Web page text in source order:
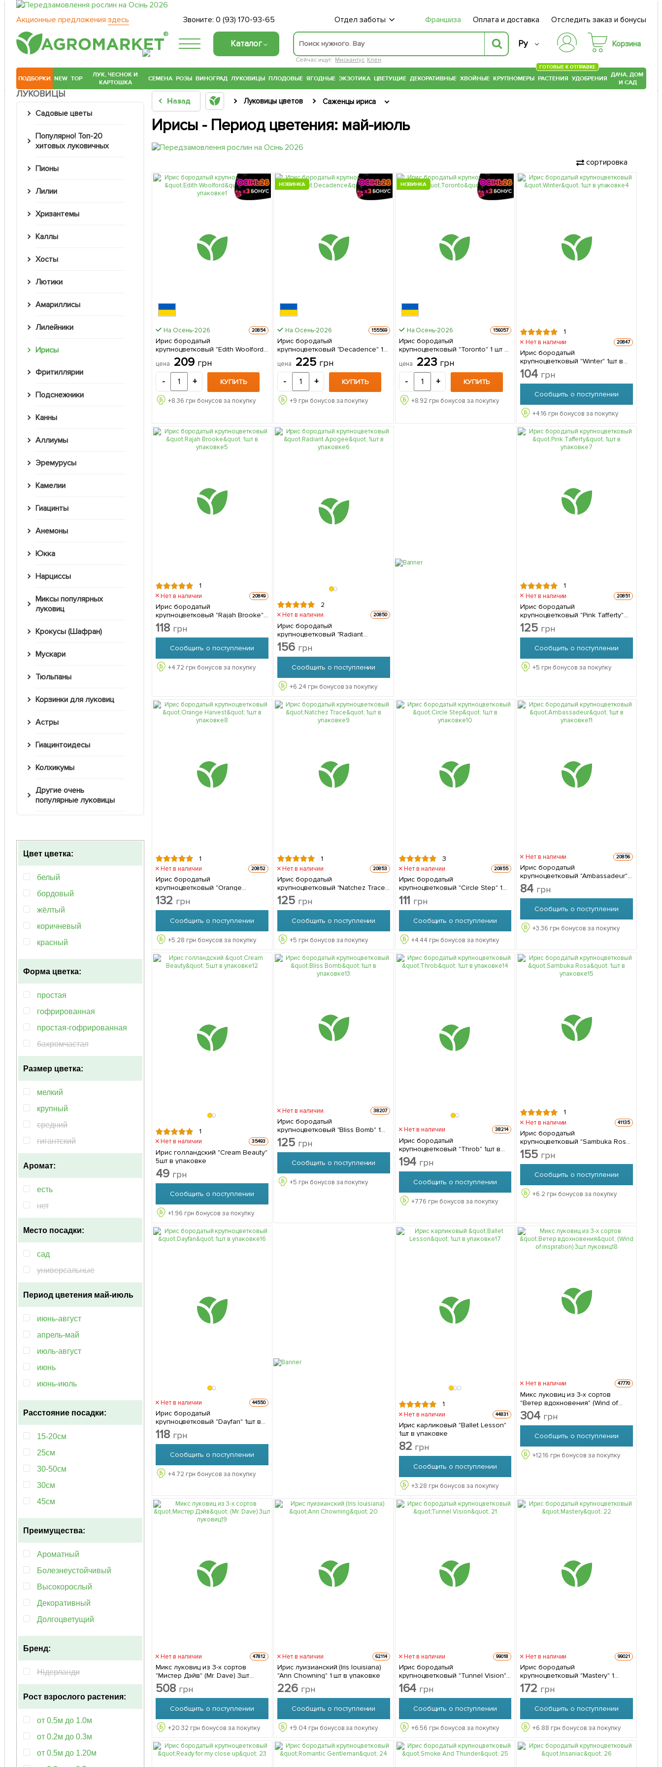
Акционные предложения здесь Звоните:0 (93) 170-93-65 Отдел заботы Франшиза Оплата и доставка Отследить заказ и бонусы
®
Каталог
Сейчас ищут: Мискантус Клён
Ру Корзина
ПОДБОРКИ NEW TOP
ЛУК, ЧЕСНОК И
КАРТОШКА
СЕМЕНА РОЗЫ ВИНОГРАД ЛУКОВИЦЫ ПЛОДОВЫЕ ЯГОДНЫЕ ЭКЗОТИКА ЦВЕТУЩИЕ ДЕКОРАТИВНЫЕ ХВОЙНЫЕ КРУПНОМЕРЫ РАСТЕНИЯ
ГОТОВЫЕ К ОТПРАВКЕ
УДОБРЕНИЯ ДАЧА, ДОМ
И САД
ЛУКОВИЦЫ
Садовые цветы
Популярно! Топ-20
хитовых луковичных
Пионы
Лилии
Хризантемы
Каллы
Хосты
Лютики
Амариллисы
Лилейники
Ирисы
Фритиллярии
Подснежники
Канны
Аллиумы
Эремурусы
Камелии
Гиацинты
Анемоны
Юкка
Нарциссы
Миксы популярных
луковиц
Крокусы (Шафран)
Мускари
Тюльпаны
Корзинки для луковиц
Астры
Гиацинтоидесы
Колхикумы
Другие очень
популярные луковицы
Цвет цветка:
белый
бордовый
жёлтый
коричневый
красный
кремовый
лавандовый
мультиколор
пурпурный
розовый
сиреневый
фиолетовый
голубой
зелёный
персиковый
синий
чёрный
Форма цветка:
простая
гофрированная
простая-гофрированная
бахромчастая
Размер цветка:
мелкий
крупный
средний
гигантский
Аромат:
есть
нет
Место посадки:
сад
универсальные
Период цветения май-июль
июнь-август
апрель-май
июль-август
июнь
июнь-июль
май-июль
май-июнь
май-сентябрь
повторноцветущий
март-апрель
май
март-май
Расстояние посадки:
15-20см
25см
30-50см
30см
45см
60-100см
30-50см
10-20см
10-30см
100-120см
10см
60см
Преимущества:
Ароматный
Болезнеустойчивый
Высокорослый
Декоративный
Долгоцветущий
Засухоустойчивый
Компактный
Красивоцветущий
Крупный бутон
Многолетний
Морозостойкий
Неприхотливый
Обильноцветущий
Бренд:
Нідерланди
Рост взрослого растения:
от 0.5м до 1.0м
от 0.2м до 0.3м
от 0.5м до 1.20м
Назад Луковицы цветов Саженцы ириса
Ирисы - Период цветения: май-июль
сортировка
На Осень-2026 20854
Ирис бородатый
крупноцветковый "Edith Woolford"
1шт в упаковке
цена 209 грн
- + КУПИТЬ
+8.36 грн бонусов за покупку
НОВИНКА
На Осень-2026 155569
Ирис бородатый
крупноцветковый "Decadence" 1
шт в упаковке
цена 225 грн
- + КУПИТЬ
+9 грн бонусов за покупку
НОВИНКА
На Осень-2026 156057
Ирис бородатый
крупноцветковый "Toronto" 1 шт в
упаковке
цена 223 грн
- + КУПИТЬ
+8.92 грн бонусов за покупку
1
Нет в наличии 20847
Ирис бородатый
крупноцветковый "Winter" 1шт в
упаковке
104 грн
Сообщить о поступлении
+4.16 грн бонусов за покупку
1
Нет в наличии 20849
Ирис бородатый
крупноцветковый "Rajah Brooke"
1шт в упаковке
118 грн
Сообщить о поступлении
+4.72 грн бонусов за покупку
2
Нет в наличии 20850
Ирис бородатый
крупноцветковый "Radiant
156 грн
Сообщить о поступлении
+6.24 грн бонусов за покупку
1
Нет в наличии 20851
Ирис бородатый
крупноцветковый "Pink Tafferty"
1шт в упаковке
125 грн
Сообщить о поступлении
+5 грн бонусов за покупку
1
Нет в наличии 20852
Ирис бородатый
крупноцветковый "Orange
132 грн
Сообщить о поступлении
+5.28 грн бонусов за покупку
1
Нет в наличии 20853
Ирис бородатый
крупноцветковый "Natchez Trace"
1шт в упаковке
125 грн
Сообщить о поступлении
+5 грн бонусов за покупку
3
Нет в наличии 20855
Ирис бородатый
крупноцветковый "Circle Step" 1шт
в упаковке
111 грн
Сообщить о поступлении
+4.44 грн бонусов за покупку
Нет в наличии 20856
Ирис бородатый
крупноцветковый "Ambassadeur"
1шт в упаковке
84 грн
Сообщить о поступлении
+3.36 грн бонусов за покупку
1
Нет в наличии 35493
Ирис голландский "Cream Beauty"
5шт в упаковке
49 грн
Сообщить о поступлении
+1.96 грн бонусов за покупку
Нет в наличии 38207
Ирис бородатый
крупноцветковый "Bliss Bomb" 1шт
в упаковке
125 грн
Сообщить о поступлении
+5 грн бонусов за покупку
Нет в наличии 38214
Ирис бородатый
крупноцветковый "Throb" 1шт в
упаковке
194 грн
Сообщить о поступлении
+7.76 грн бонусов за покупку
1
Нет в наличии 41135
Ирис бородатый
крупноцветковый "Sambuka Rosa"
1шт в упаковке
155 грн
Сообщить о поступлении
+6.2 грн бонусов за покупку
Нет в наличии 44550
Ирис бородатый
крупноцветковый "Dayfan" 1шт в
упаковке
118 грн
Сообщить о поступлении
+4.72 грн бонусов за покупку
1
Нет в наличии 44831
Ирис карликовый "Ballet Lesson"
1шт в упаковке
82 грн
Сообщить о поступлении
+3.28 грн бонусов за покупку
Нет в наличии 47770
Микс луковиц из 3-х сортов
"Ветер вдохновения" (Wind of
inspiration) 3шт луковиц
304 грн
Сообщить о поступлении
+12.16 грн бонусов за покупку
Нет в наличии 47812
Микс луковиц из 3-х сортов
"Мистер Дэйв" (Mr. Dave) 3шт
луковиц
508 грн
Сообщить о поступлении
+20.32 грн бонусов за покупку
Нет в наличии 62114
Ирис луизианский (Iris louisiana)
"Ann Chowning" 1 шт в упаковке
226 грн
Сообщить о поступлении
+9.04 грн бонусов за покупку
Нет в наличии 99018
Ирис бородатый
крупноцветковый "Tunnel Vision" 1
саженец в упаковке
164 грн
Сообщить о поступлении
+6.56 грн бонусов за покупку
Нет в наличии 99021
Ирис бородатый
крупноцветковый "Mastery" 1
саженец в упаковке
172 грн
Сообщить о поступлении
+6.88 грн бонусов за покупку